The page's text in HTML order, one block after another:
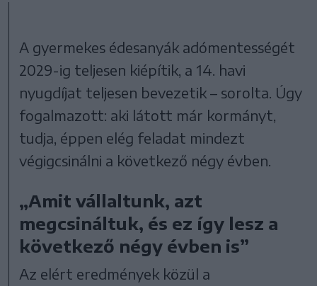
A gyermekes édesanyák adómentességét
2029-ig teljesen kiépítik, a 14. havi
nyugdíjat teljesen bevezetik – sorolta. Úgy
fogalmazott: aki látott már kormányt,
tudja, éppen elég feladat mindezt
végigcsinálni a következő négy évben.
„Amit vállaltunk, azt
megcsináltuk, és ez így lesz a
következő négy évben is”
Az elért eredmények közül a